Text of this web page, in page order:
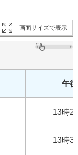
画面サイズで表示
午後
13時
13時